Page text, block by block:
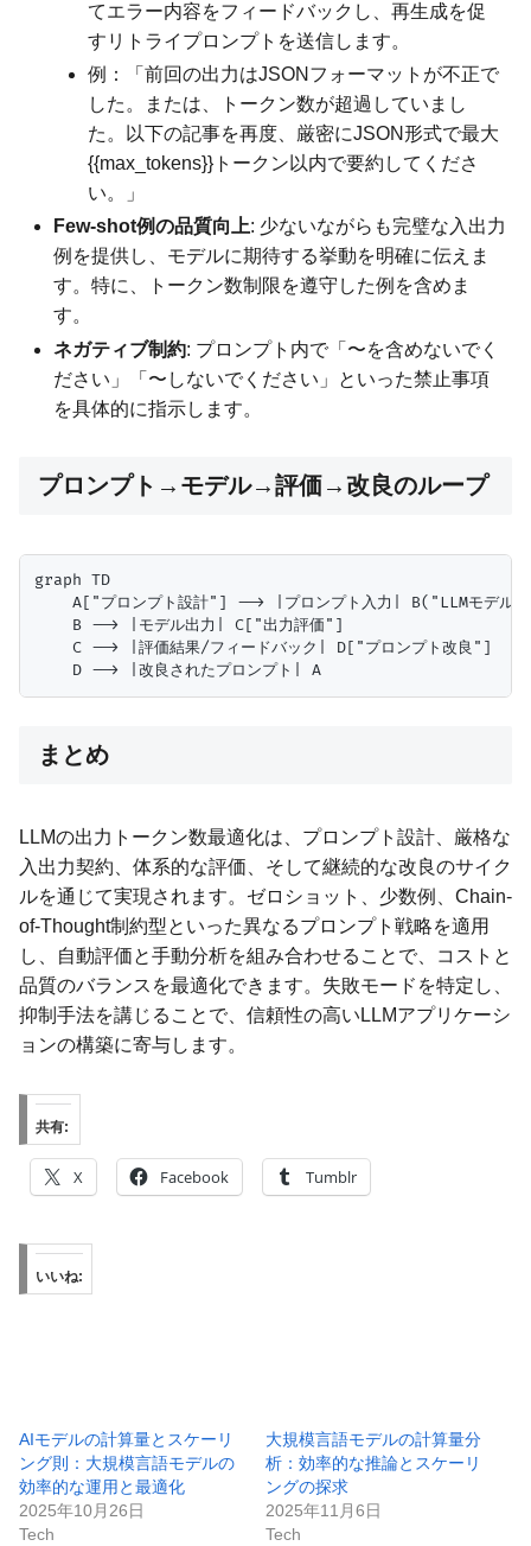
てエラー内容をフィードバックし、再生成を促
すリトライプロンプトを送信します。
例：「前回の出力はJSONフォーマットが不正で
した。または、トークン数が超過していまし
た。以下の記事を再度、厳密にJSON形式で最大
{{max_tokens}}トークン以内で要約してくださ
い。」
Few-shot例の品質向上: 少ないながらも完璧な入出力
例を提供し、モデルに期待する挙動を明確に伝えま
す。特に、トークン数制限を遵守した例を含めま
す。
ネガティブ制約: プロンプト内で「〜を含めないでく
ださい」「〜しないでください」といった禁止事項
を具体的に指示します。
プロンプト→モデル→評価→改良のループ
graph TD
A["プロンプト設計"] --> |プロンプト入力| B("LLMモデル
    B --> |モデル出力| C["出力評価"]
    C --> |評価結果/フィードバック| D["プロンプト改良"]
まとめ
LLMの出力トークン数最適化は、プロンプト設計、厳格な
入出力契約、体系的な評価、そして継続的な改良のサイク
ルを通じて実現されます。ゼロショット、少数例、Chain-
of-Thought制約型といった異なるプロンプト戦略を適用
し、自動評価と手動分析を組み合わせることで、コストと
品質のバランスを最適化できます。失敗モードを特定し、
抑制手法を講じることで、信頼性の高いLLMアプリケーシ
ョンの構築に寄与します。
共有:
X Facebook Tumblr
いいね:
AIモデルの計算量とスケーリ
ング則：大規模言語モデルの
効率的な運用と最適化
2025年10月26日
Tech
大規模言語モデルの計算量分
析：効率的な推論とスケーリ
ングの探求
2025年11月6日
Tech